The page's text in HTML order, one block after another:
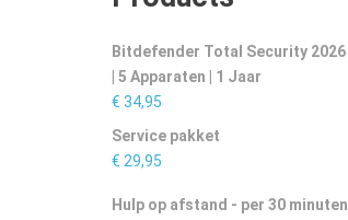
Bitdefender Total Security 2026
| 5 Apparaten | 1 Jaar
€ 34,95
Service pakket
€ 29,95
Hulp op afstand - per 30 minuten